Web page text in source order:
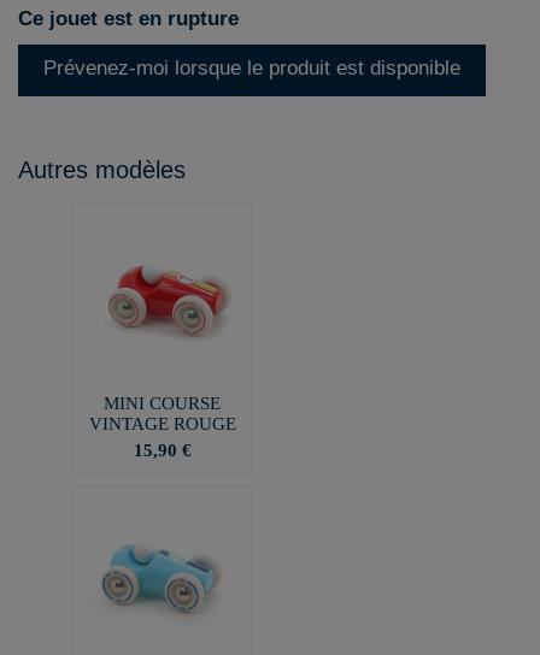
Ce jouet est en rupture
Prévenez-moi lorsque le produit est disponible
Autres modèles
MINI COURSE
VINTAGE ROUGE
15,90 €